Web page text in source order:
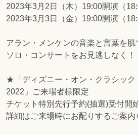
2023年3月2日（木）19:00開演（
2023年3月3日（金）19:00開演（
アラン・メンケンの音楽と言葉を
ソロ・コンサートをお見逃しなく！
★「ディズニー・オン・クラシック
2022」ご来場者様限定
チケット特別先行予約(抽選)受付開
詳細はご来場時にお配りするご案内